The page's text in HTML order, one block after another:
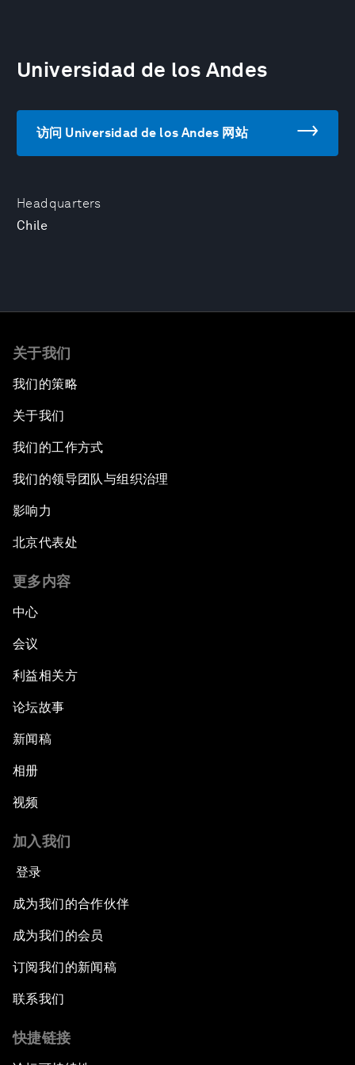
Headquarters
Chile
Universidad de los Andes
访问 Universidad de los Andes 网站
关于我们
我们的策略
关于我们
我们的工作方式
我们的领导团队与组织治理
影响力
北京代表处
更多内容
中心
会议
利益相关方
论坛故事
新闻稿
相册
视频
加入我们
登录
成为我们的合作伙伴
成为我们的会员
订阅我们的新闻稿
联系我们
快捷链接